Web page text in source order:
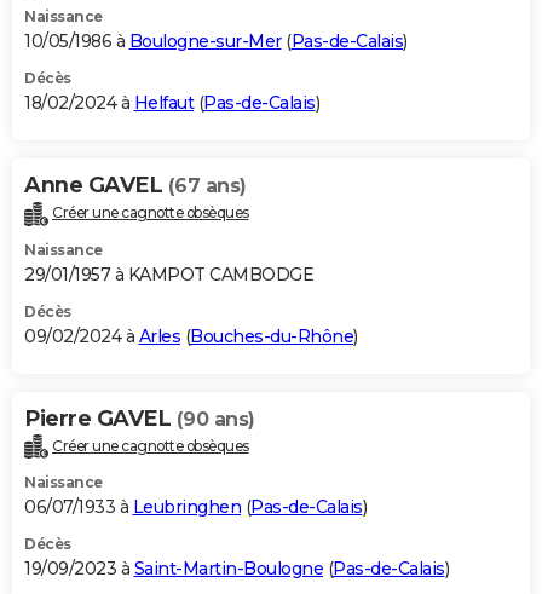
Naissance
10/05/1986 à Boulogne-sur-Mer(Pas-de-Calais)
Décès
18/02/2024 à Helfaut(Pas-de-Calais)
Anne GAVEL (67 ans)
Créer une cagnotte obsèques
Naissance
29/01/1957 à KAMPOT CAMBODGE
Décès
09/02/2024 à Arles (Bouches-du-Rhône)
Pierre GAVEL (90 ans)
Créer une cagnotte obsèques
Naissance
06/07/1933 à Leubringhen (Pas-de-Calais)
Décès
19/09/2023 à Saint-Martin-Boulogne (Pas-de-Calais)